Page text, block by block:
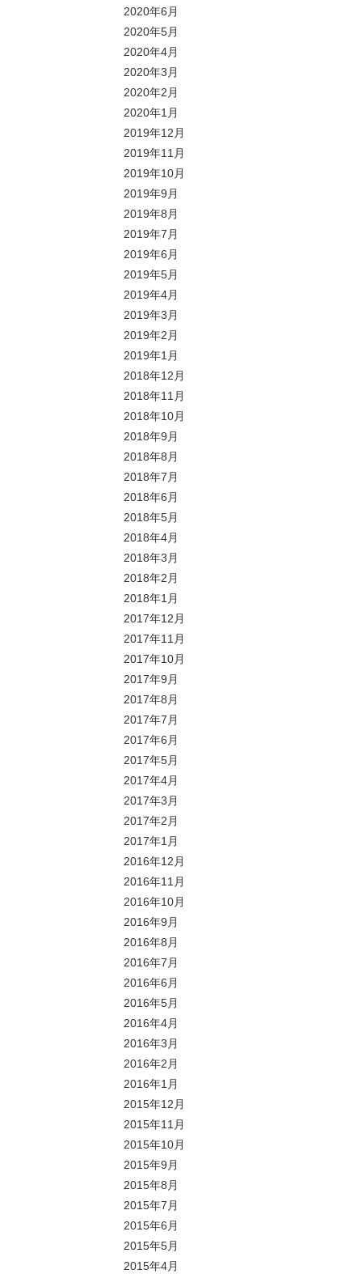
2020年6月
2020年5月
2020年4月
2020年3月
2020年2月
2020年1月
2019年12月
2019年11月
2019年10月
2019年9月
2019年8月
2019年7月
2019年6月
2019年5月
2019年4月
2019年3月
2019年2月
2019年1月
2018年12月
2018年11月
2018年10月
2018年9月
2018年8月
2018年7月
2018年6月
2018年5月
2018年4月
2018年3月
2018年2月
2018年1月
2017年12月
2017年11月
2017年10月
2017年9月
2017年8月
2017年7月
2017年6月
2017年5月
2017年4月
2017年3月
2017年2月
2017年1月
2016年12月
2016年11月
2016年10月
2016年9月
2016年8月
2016年7月
2016年6月
2016年5月
2016年4月
2016年3月
2016年2月
2016年1月
2015年12月
2015年11月
2015年10月
2015年9月
2015年8月
2015年7月
2015年6月
2015年5月
2015年4月